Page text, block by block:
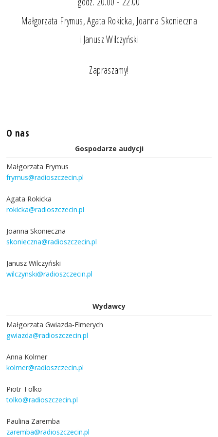
Małgorzata Frymus, Agata Rokicka, Joanna Skonieczna
i Janusz Wilczyński
Zapraszamy!
O nas
Gospodarze audycji
Małgorzata Frymus
frymus@radioszczecin.pl
Agata Rokicka
rokicka@radioszczecin.pl
Joanna Skonieczna
skonieczna@radioszczecin.pl
Janusz Wilczyński
wilczynski@radioszczecin.pl
Wydawcy
Małgorzata Gwiazda-Elmerych
gwiazda@radioszczecin.pl
Anna Kolmer
kolmer@radioszczecin.pl
Piotr Tolko
tolko@radioszczecin.pl
Paulina Zaremba
zaremba@radioszczecin.pl